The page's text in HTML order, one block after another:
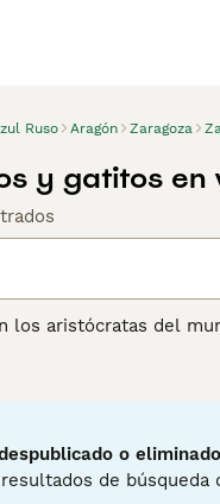
Ruso Aragón Zaragoza
y gatitos en
los aristócratas del
en la cara, que es otra
fuertes lazos
de compra de
o
de búsqueda